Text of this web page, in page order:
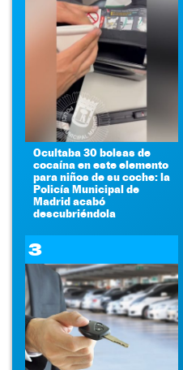
Ocultaba 30 bolsas de
cocaína en este elemento
para niños de su coche: la
Policía Municipal de
Madrid acabó
descubriéndola
3